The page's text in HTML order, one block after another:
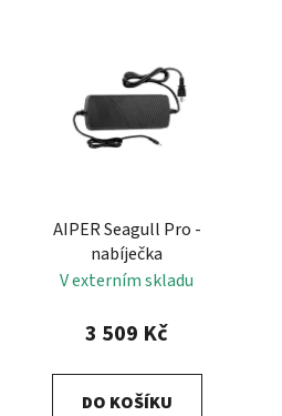
AIPER Seagull Pro -
nabíječka
V externím skladu
3 509 Kč
DO KOŠÍKU